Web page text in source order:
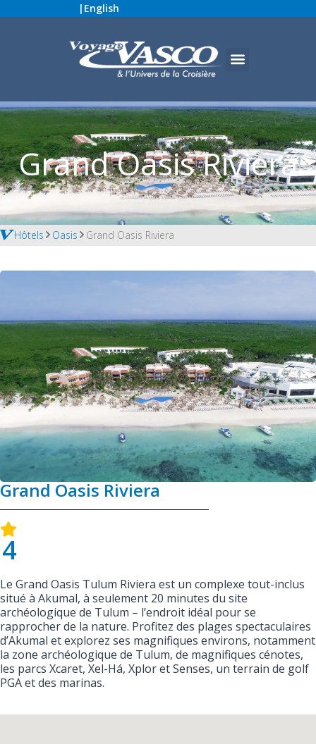
| English
Grand Oasis Riviera
Hôtels Oasis Grand Oasis Riviera
Grand Oasis Riviera
4
Le Grand Oasis Tulum Riviera est un complexe tout-inclus
situé à Akumal, à seulement 20 minutes du site
archéologique de Tulum – l’endroit idéal pour se
rapprocher de la nature. Profitez des plages spectaculaires
d’Akumal et explorez ses magnifiques environs, notamment
la zone archéologique de Tulum, de magnifiques cénotes,
les parcs Xcaret, Xel-Há, Xplor et Senses, un terrain de golf
PGA et des marinas.